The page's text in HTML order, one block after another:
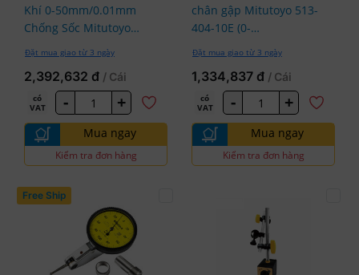
Khí 0-50mm/0.01mm
Chống Sốc Mitutoyo
3058A-19
Đặt mua giao từ 3 ngày
2,392,632 đ / Cái
có
VAT
- +
Mua ngay
Kiểm tra đơn hàng
chân gập Mitutoyo 513-
404-10E (0-
0.8mmx0.01mm)
Đặt mua giao từ 3 ngày
1,334,837 đ / Cái
có
VAT
- +
Mua ngay
Kiểm tra đơn hàng
Free Ship